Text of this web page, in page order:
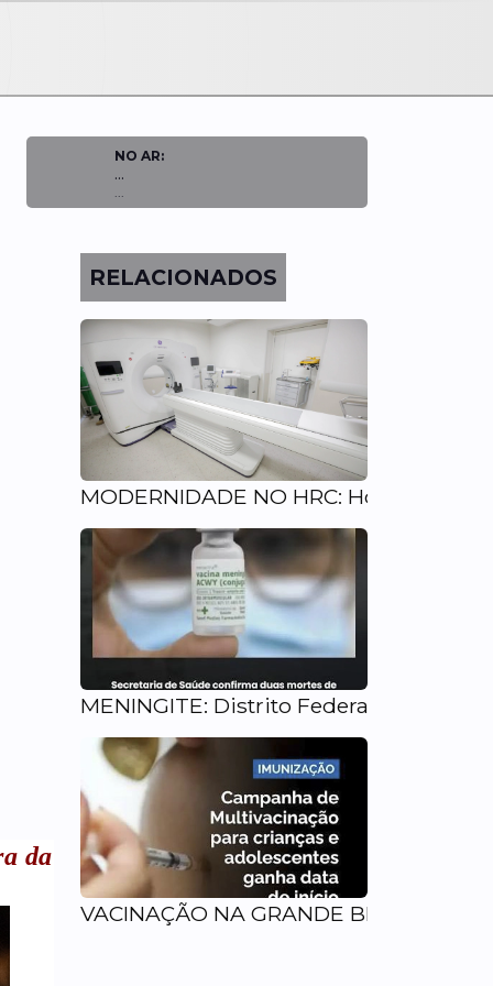
NO AR:
...
da
RELACIONADOS
MODERNIDADE NO HRC: Hospital
MENINGITE: Distrito Federal não
VACINAÇÃO NA GRANDE BRASILIA: